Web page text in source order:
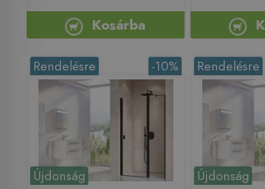
Kosárba
Újdonság
-10%
Rendelésre
Újdonság
Rendelésre